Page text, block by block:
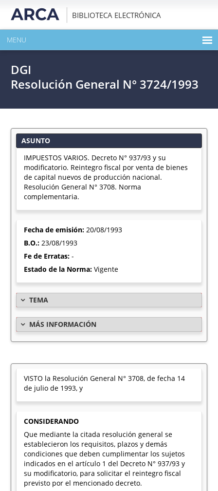
BIBLIOTECA ELECTRÓNICA
MENU
EXPANDIR TODO EL CONTENIDO DE LA PUBLICACIÓN
DGI
Resolución General N° 3724/1993
ASUNTO
IMPUESTOS VARIOS. Decreto N° 937/93 y su
modificatorio. Reintegro fiscal por venta de bienes
de capital nuevos de producción nacional.
Resolución General N° 3708. Norma
complementaria.
Fecha de emisión:20/08/1993
B.O.:23/08/1993
Fe de Erratas:-
Estado de la Norma:Vigente
TEMA
MÁS INFORMACIÓN
VISTO la Resolución General N° 3708, de fecha 14
de julio de 1993, y
CONSIDERANDO
Que mediante la citada resolución general se
establecieron los requisitos, plazos y demás
condiciones que deben cumplimentar los sujetos
indicados en el artículo 1 del Decreto N° 937/93 y
su modificatorio, para solicitar el reintegro fiscal
previsto por el mencionado decreto.